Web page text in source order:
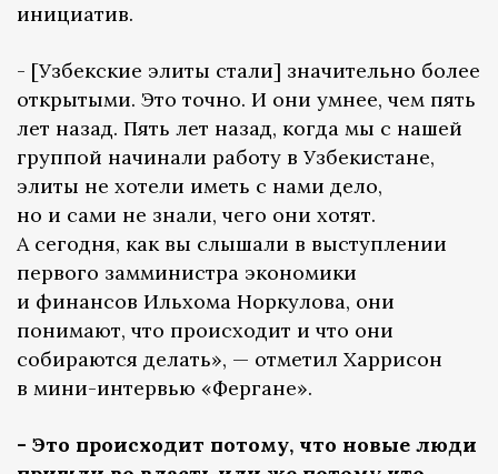
инициатив.
- [Узбекские элиты стали] значительно более
открытыми. Это точно. И они умнее, чем пять
лет назад. Пять лет назад, когда мы с нашей
группой начинали работу в Узбекистане,
элиты не хотели иметь с нами дело,
но и сами не знали, чего они хотят.
А сегодня, как вы слышали в выступлении
первого замминистра экономики
и финансов Ильхома Норкулова, они
понимают, что происходит и что они
собираются делать», — отметил Харрисон
в мини-интервью «Фергане».
- Это происходит потому, что новые люди